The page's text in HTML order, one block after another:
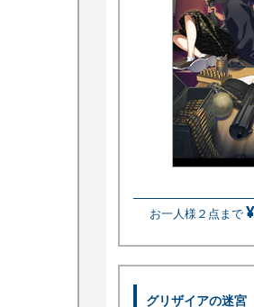
お一人様２点まで
グリザイアの迷宮